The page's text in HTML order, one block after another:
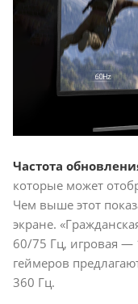
Частота
которые может
Чем выше этот
экране.
60/75 Гц, игровая
геймеров
360 Гц.